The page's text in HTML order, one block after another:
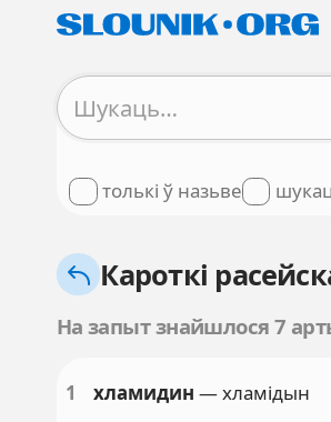
толькі ў назьве
Кароткі
На запыт знайшлося 7
1 хламидин — хламідын